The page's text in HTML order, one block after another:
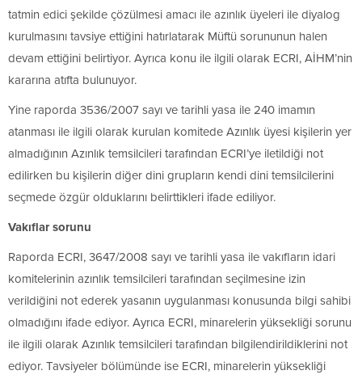
tatmin edici şekilde çözülmesi amacı ile azınlık üyeleri ile diyalog
kurulmasını tavsiye ettiğini hatırlatarak Müftü sorununun halen
devam ettiğini belirtiyor. Ayrıca konu ile ilgili olarak ECRI, AİHM’nin
kararına atıfta bulunuyor.
Yine raporda 3536/2007 sayı ve tarihli yasa ile 240 imamın
atanması ile ilgili olarak kurulan komitede Azınlık üyesi kişilerin yer
almadığının Azınlık temsilcileri tarafından ECRI’ye iletildiği not
edilirken bu kişilerin diğer dini grupların kendi dini temsilcilerini
seçmede özgür olduklarını belirttikleri ifade ediliyor.
Vakıflar sorunu
Raporda ECRI, 3647/2008 sayı ve tarihli yasa ile vakıfların idari
komitelerinin azınlık temsilcileri tarafından seçilmesine izin
verildiğini not ederek yasanın uygulanması konusunda bilgi sahibi
olmadığını ifade ediyor. Ayrıca ECRI, minarelerin yüksekliği sorunu
ile ilgili olarak Azınlık temsilcileri tarafından bilgilendirildiklerini not
ediyor. Tavsiyeler bölümünde ise ECRI, minarelerin yüksekliği